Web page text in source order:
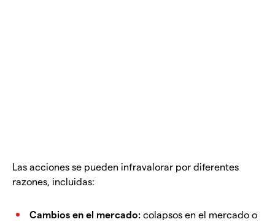
Las acciones se pueden infravalorar por diferentes
razones, incluidas:
Cambios en el mercado: colapsos en el mercado o